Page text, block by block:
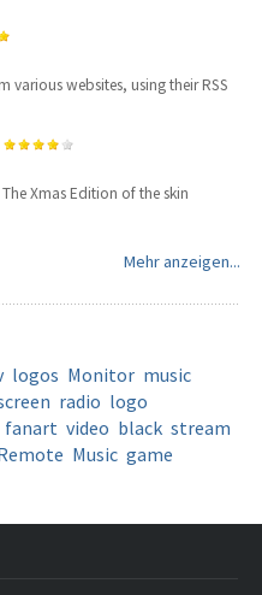
websites, using their RSS
Xmas Edition of the skin
Mehr anzeigen...
logos Monitor music
radio logo
fanart video black stream
Music game